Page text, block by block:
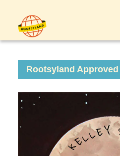
Rootsyland Approved